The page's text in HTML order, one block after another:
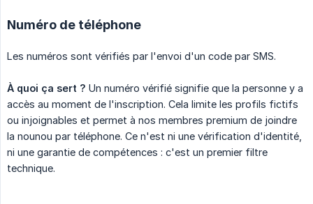
Numéro de téléphone
Les numéros sont vérifiés par l'envoi d'un code par SMS.
À quoi ça sert ? Un numéro vérifié signifie que la personne y a
accès au moment de l'inscription. Cela limite les profils fictifs
ou injoignables et permet à nos membres premium de joindre
la nounou par téléphone. Ce n'est ni une vérification d'identité,
ni une garantie de compétences : c'est un premier filtre
technique.